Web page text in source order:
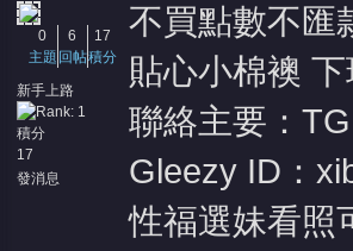
0
主題
6
回帖
17
積分
新手上路
積分
17
發消息
不買點數不匯
貼心小棉襖
聯絡主要：
Gleezy ID：
性福選妹看照